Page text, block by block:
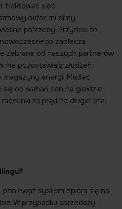
traktować sieć
bufor, musimy
potrzeby. Przynosi to
zaplecza
zebrane od naszych partnerów
pozostawiają złudzeń:
energii Miellec
od wahań cen na giełdzie,
za prąd na długie lata.
ponieważ system opiera się na
W przypadku sprzedaży